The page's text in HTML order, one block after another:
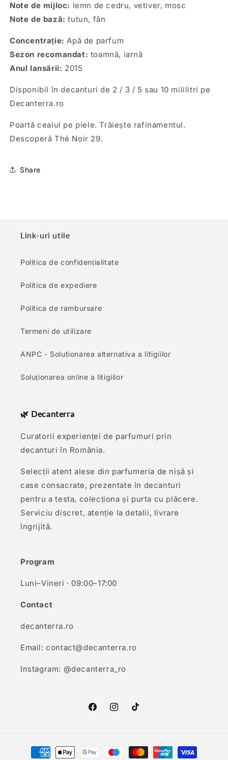
Note de mijloc: lemn de cedru, vetiver, mosc
Note de bază: tutun, fân
Concentrație: Apă de parfum
Sezon recomandat: toamnă, iarnă
Anul lansării: 2015
Disponibil în decanturi de 2 / 3 / 5 sau 10 mililitri pe
Decanterra.ro
Poartă ceaiul pe piele. Trăiește rafinamentul.
Descoperă Thé Noir 29.
Share
Link-uri utile
Politica de confidențialitate
Politica de expediere
Politica de rambursare
Termeni de utilizare
ANPC - Solutionarea alternativa a litigiilor
Soluționarea online a litigiilor
🌿 Decanterra
Curatorii experienței de parfumuri prin
decanturi în România.
Selecții atent alese din parfumeria de nișă și
case consacrate, prezentate în decanturi
pentru a testa, colecționa și purta cu plăcere.
Serviciu discret, atenție la detalii, livrare
îngrijită.
Program
Luni–Vineri · 09:00–17:00
Contact
decanterra.ro
Email: contact@decanterra.ro
Instagram: @decanterra_ro
FacebookInstagramTikTok
Metode